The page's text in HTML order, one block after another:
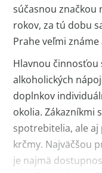
súčasnou značkou
rokov, za tú dobu
Prahe veľmi
Hlavnou činnosťou
alkoholických
doplnkov
okolia. Zákazníkmi
spotrebitelia, ale
krčmy. Najväčšou
je najmä